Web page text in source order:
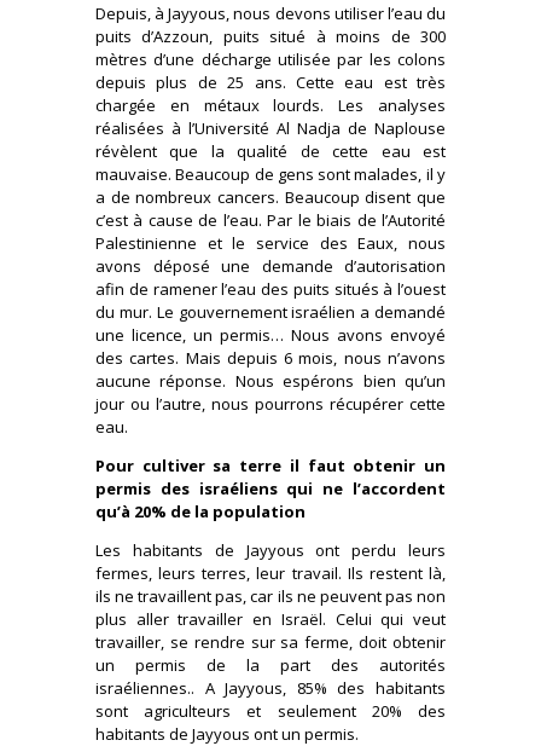
Depuis, à Jayyous, nous devons utiliser l’eau du
puits d’Azzoun, puits situé à moins de 300
mètres d’une décharge utilisée par les colons
depuis plus de 25 ans. Cette eau est très
chargée en métaux lourds. Les analyses
réalisées à l’Université Al Nadja de Naplouse
révèlent que la qualité de cette eau est
mauvaise. Beaucoup de gens sont malades, il y
a de nombreux cancers. Beaucoup disent que
c’est à cause de l’eau. Par le biais de l’Autorité
Palestinienne et le service des Eaux, nous
avons déposé une demande d’autorisation
afin de ramener l’eau des puits situés à l’ouest
du mur. Le gouvernement israélien a demandé
une licence, un permis… Nous avons envoyé
des cartes. Mais depuis 6 mois, nous n’avons
aucune réponse. Nous espérons bien qu’un
jour ou l’autre, nous pourrons récupérer cette
eau.
Pour cultiver sa terre il faut obtenir un
permis des israéliens qui ne l’accordent
qu’à 20% de la population
Les habitants de Jayyous ont perdu leurs
fermes, leurs terres, leur travail. Ils restent là,
ils ne travaillent pas, car ils ne peuvent pas non
plus aller travailler en Israël. Celui qui veut
travailler, se rendre sur sa ferme, doit obtenir
un permis de la part des autorités
israéliennes.. A Jayyous, 85% des habitants
sont agriculteurs et seulement 20% des
habitants de Jayyous ont un permis.